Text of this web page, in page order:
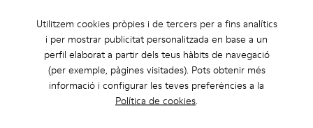
Utilitzem cookies pròpies i de tercers per a fins analítics
i per mostrar publicitat personalitzada en base a un
perfil elaborat a partir dels teus hàbits de navegació
(per exemple, pàgines visitades). Pots obtenir més
informació i configurar les teves preferències a la
Política de cookies.
Descripció
Mary Jane per a dona de pell de color vermell amb folre de
pell i polièster reciclat, plantilla d’EVA i sola de cautxú.